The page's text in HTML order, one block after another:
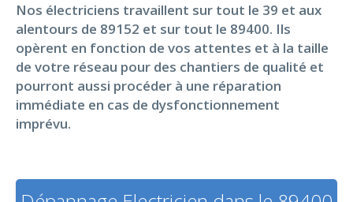
Nos électriciens travaillent sur tout le 39 et aux
alentours de 89152 et sur tout le 89400. Ils
opèrent en fonction de vos attentes et à la taille
de votre réseau pour des chantiers de qualité et
pourront aussi procéder à une réparation
immédiate en cas de dysfonctionnement
imprévu.